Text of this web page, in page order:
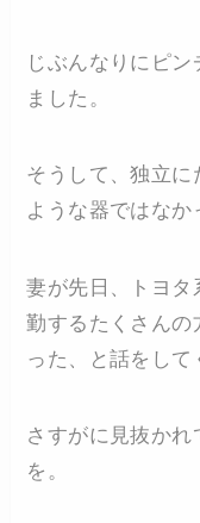
じぶんなりにピ
ました。
そうして、独立に
ような器ではなか
妻が先日、トヨタ
勤するたくさんの
った、と話をして
さすがに見抜かれ
を。